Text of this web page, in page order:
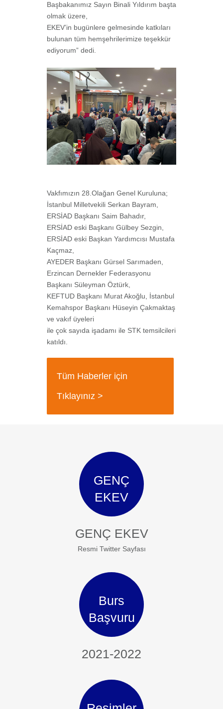
Başbakanımız Sayın Binali Yıldırım başta
olmak üzere,
EKEV’in bugünlere gelmesinde katkıları
bulunan tüm hemşehrilerimize teşekkür
ediyorum” dedi.
Vakfımızın 28.Olağan Genel Kuruluna;
İstanbul Milletvekili Serkan Bayram,
ERSİAD Başkanı Saim Bahadır,
ERSİAD eski Başkanı Gülbey Sezgin,
ERSİAD eski Başkan Yardımcısı Mustafa
Kaçmaz,
AYEDER Başkanı Gürsel Sarımaden,
Erzincan Dernekler Federasyonu
Başkanı Süleyman Öztürk,
KEFTUD Başkanı Murat Akoğlu, İstanbul
Kemahspor Başkanı Hüseyin Çakmaktaş
ve vakıf üyeleri
ile çok sayıda işadamı ile STK temsilcileri
katıldı.
Tüm Haberler için
Tıklayınız >
GENÇ
EKEV
GENÇ EKEV
Resmi Twitter Sayfası
Burs
Başvuru
2021-2022